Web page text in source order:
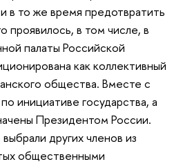
в то же время предотвратить
проявилось, в том числе, в
палаты Российской
как коллективный
общества. Вместе с
инициативе государства, а
Президентом России.
других членов из
общественными